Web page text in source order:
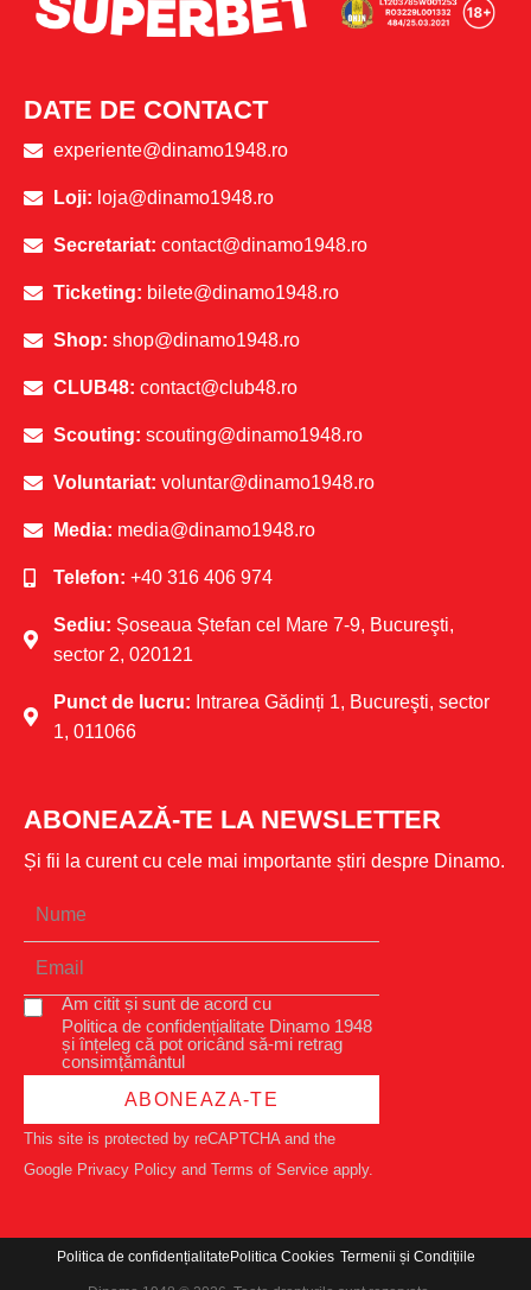
DATE DE CONTACT
experiente@dinamo1948.ro
Loji: loja@dinamo1948.ro
Secretariat: contact@dinamo1948.ro
Ticketing: bilete@dinamo1948.ro
Shop: shop@dinamo1948.ro
CLUB48: contact@club48.ro
Scouting: scouting@dinamo1948.ro
Voluntariat: voluntar@dinamo1948.ro
Media: media@dinamo1948.ro
Telefon: +40 316 406 974
Sediu: Șoseaua Ștefan cel Mare 7-9, Bucureşti,
sector 2, 020121
Punct de lucru: Intrarea Gădinți 1, Bucureşti, sector
1, 011066
ABONEAZĂ-TE LA NEWSLETTER
Și fii la curent cu cele mai importante știri despre Dinamo.
Am citit și sunt de acord cu
Politica de confidențialitate Dinamo 1948
și înțeleg că pot oricând să-mi retrag
consimțământul
ABONEAZA-TE
This site is protected by reCAPTCHA and the
Google Privacy Policy and Terms of Service apply.
Politica de confidențialitate Politica Cookies Termenii și Condițiile